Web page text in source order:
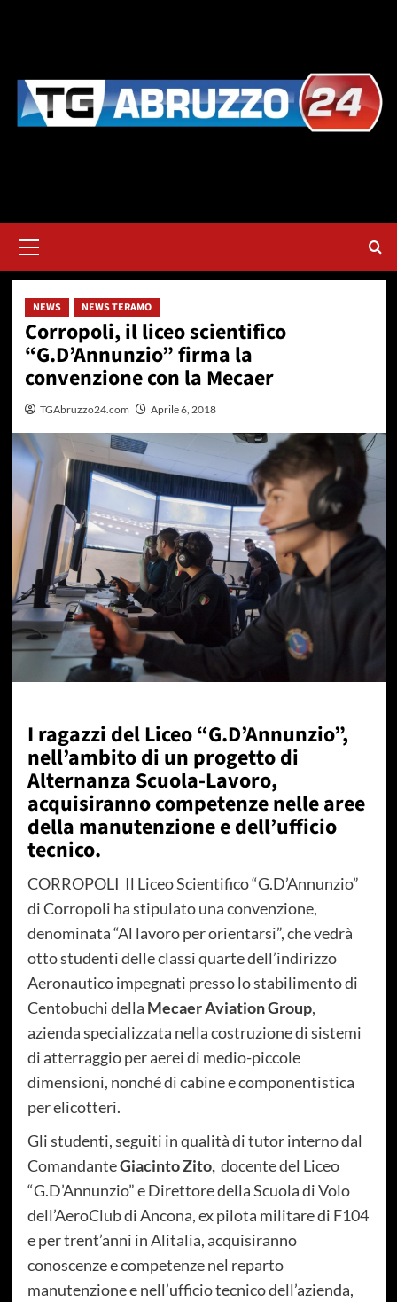
principale
NEWS NEWS TERAMO
Corropoli, il liceo scientifico
“G.D’Annunzio” firma la
convenzione con la Mecaer
TGAbruzzo24.com Aprile 6, 2018
I ragazzi del Liceo “G.D’Annunzio”,
nell’ambito di un progetto di
Alternanza Scuola-Lavoro,
acquisiranno competenze nelle aree
della manutenzione e dell’ufficio
tecnico.
CORROPOLI Il Liceo Scientifico “G.D’Annunzio”
di Corropoli ha stipulato una convenzione,
denominata “Al lavoro per orientarsi”, che vedrà
otto studenti delle classi quarte dell’indirizzo
Aeronautico impegnati presso lo stabilimento di
Centobuchi della Mecaer Aviation Group,
azienda specializzata nella costruzione di sistemi
di atterraggio per aerei di medio-piccole
dimensioni, nonché di cabine e componentistica
per elicotteri.
Gli studenti, seguiti in qualità di tutor interno dal
ComandanteGiacinto Zito,docente del Liceo
“G.D’Annunzio” e Direttore della Scuola di Volo
dell’AeroClub di Ancona, ex pilota militare di F104
e per trent’anni in Alitalia, acquisiranno
conoscenze e competenze nel reparto
manutenzione e nell’ufficio tecnico dell’azienda,